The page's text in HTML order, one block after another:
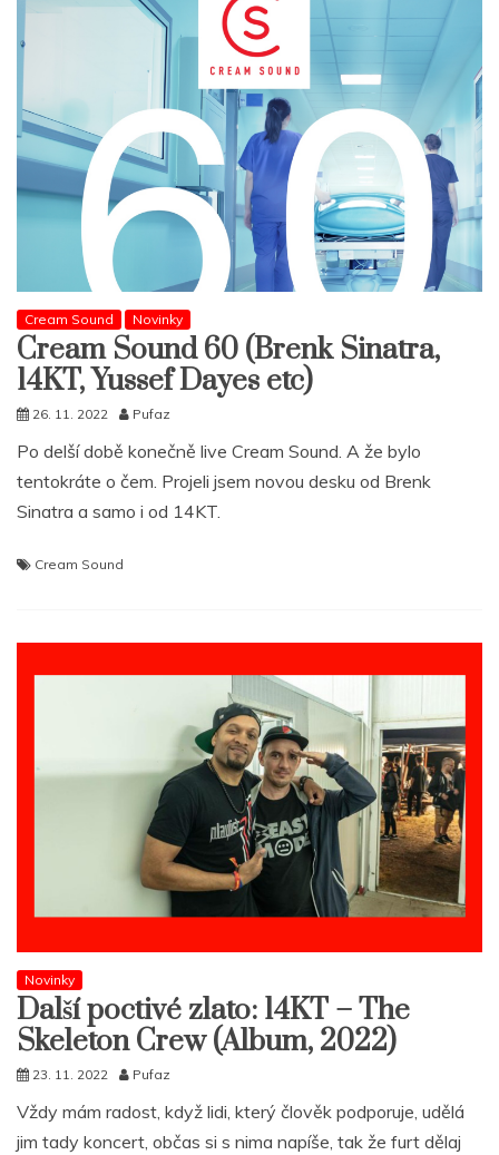
Cream Sound Novinky
Cream Sound 60 (Brenk Sinatra,
14KT, Yussef Dayes etc)
26. 11. 2022 Pufaz
Po delší době konečně live Cream Sound. A že bylo
tentokráte o čem. Projeli jsem novou desku od Brenk
Sinatra a samo i od 14KT.
Cream Sound
Novinky
Další poctivé zlato: 14KT – The
Skeleton Crew (Album, 2022)
23. 11. 2022 Pufaz
Vždy mám radost, když lidi, který člověk podporuje, udělá
jim tady koncert, občas si s nima napíše, tak že furt dělaj